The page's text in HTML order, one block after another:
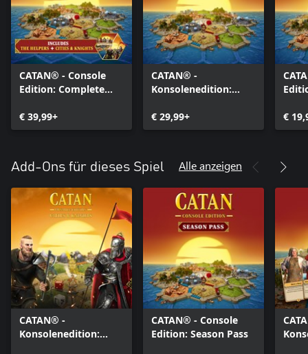
CATAN® - Console
Edition: Complete
€ 39,99+
CATAN® -
Konsolenedition:
€ 29,99+
€
Add-Ons für dieses Spiel Alle anzeigen
CATAN® -
Konsolenedition:
CATAN® - Console
Edition: Season Pass